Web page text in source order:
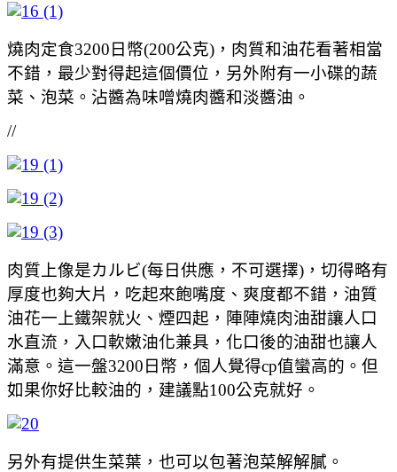
燒肉定食3200日幣(200公克)，肉質和油花看著相當
不錯，最少對得起這個價位，另外附有一小碟的蔬
菜、泡菜。沾醬為味噌燒肉醬和淡醬油。
//
肉質上像是カルビ(每日供應，不可選擇)，切得略有
厚度也夠大片，吃起來飽嘴度、爽度都不錯，油質
油花一上鐵架就火、煙四起，陣陣燒肉油甜讓人口
水直流，入口軟嫩油化兼具，化口後的油甜也讓人
滿意。這一盤3200日幣，個人覺得cp值蠻高的。但
如果你好比較油的，建議點100公克就好。
另外有提供生菜葉，也可以包著泡菜解解膩。